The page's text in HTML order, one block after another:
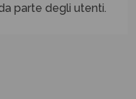
parte degli utenti.